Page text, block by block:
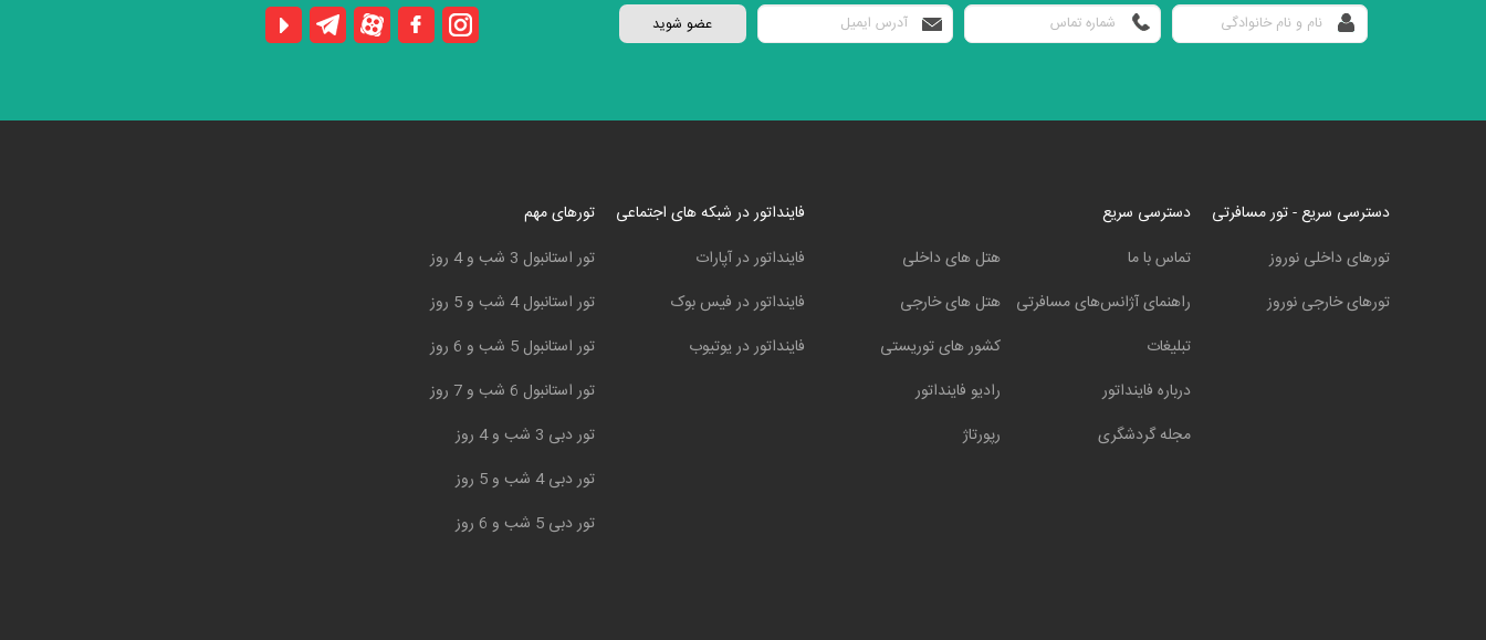
دسترسی سریع - تور مسافرتی
تورهای داخلی نوروز
تورهای خارجی نوروز
دسترسی سریع
تماس با ما
راهنمای آژانس‌های مسافرتی
تبلیغات
درباره فاینداتور
مجله گردشگری
هتل های داخلی
هتل های خارجی
کشور های توریستی
رادیو فاینداتور
رپورتاژ
فاینداتور در شبکه های اجتماعی
فاینداتور در آپارات
فاینداتور در فیس بوک
فاینداتور در یوتیوب
تورهای مهم
تور استانبول 3 شب و 4 روز
تور استانبول 4 شب و 5 روز
تور استانبول 5 شب و 6 روز
تور استانبول 6 شب و 7 روز
تور دبی 3 شب و 4 روز
تور دبی 4 شب و 5 روز
تور دبی 5 شب و 6 روز